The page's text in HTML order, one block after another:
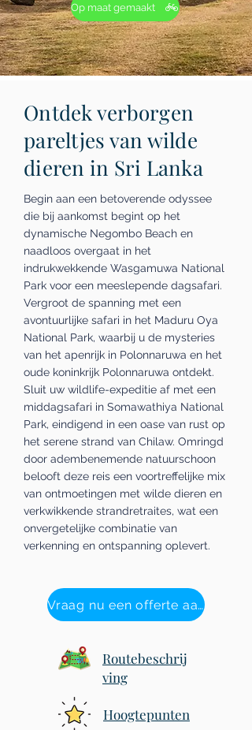
Op maat gemaakt
Ontdek verborgen
pareltjes van wilde
dieren in Sri Lanka
Begin aan een betoverende odyssee
die bij aankomst begint op het
dynamische Negombo Beach en
naadloos overgaat in het
indrukwekkende Wasgamuwa National
Park voor een meeslepende dagsafari.
Vergroot de spanning met een
avontuurlijke safari in het Maduru Oya
National Park, waarbij u de mysteries
van het apenrijk in Polonnaruwa en het
oude koninkrijk Polonnaruwa ontdekt.
Sluit uw wildlife-expeditie af met een
middagsafari in Somawathiya National
Park, eindigend in een oase van rust op
het serene strand van Chilaw. Omringd
door adembenemende natuurschoon
belooft deze reis een voortreffelijke mix
van ontmoetingen met wilde dieren en
verkwikkende strandretraites, wat een
onvergetelijke combinatie van
verkenning en ontspanning oplevert.
Vraag nu een offerte aan
Routebeschrij
ving
Hoogtepunten